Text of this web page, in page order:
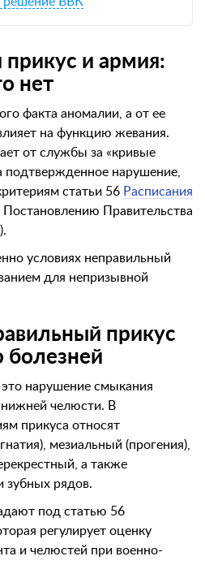
и армия:
нет
факта аномалии, а от ее
на функцию жевания.
от службы за «кривые
подтвержденное нарушение,
статьи 56 Расписания
Правительства
условиях неправильный
для непризывной
прикус
болезней
нарушение смыкания
нижней челюсти. В
прикуса относят
мезиальный (прогения),
а также
зубных рядов.
под статью 56
регулирует оценку
и челюстей при военно-